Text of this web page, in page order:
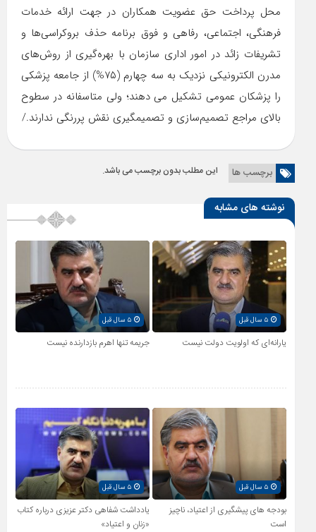
محل پرداخت حق عضویت همکاران در جهت ارائه خدمات
فرهنگی، اجتماعی، رفاهی و فوق برنامه ‌حذف بروکراسی‌ها و
تشریفات زائد در امور اداری سازمان با بهره‌گیری از روش‌های
مدرن الکترونیکی نزدیک به سه چهارم (۷۵%) از جامعه پزشکی
را پزشکان عمومی تشکیل می دهند؛ ولی متاسفانه در سطوح
بالای مراجع تصمیم‌سازی و تصمیمگیری نقش پررنگی ندارند./
برچسب ها این مطلب بدون برچسب می باشد.
نوشته های مشابه
۵ سال قبل
یارانه‌ای که اولویت دولت نیست
۵ سال قبل
جریمه تنها اهرم بازدارنده نیست
۵ سال قبل
بودجه های پیشگیری از اعتیاد، ناچیز
است
۵ سال قبل
یادداشت شفاهی دکتر عزیزی درباره کتاب
«زنان و اعتیاد»